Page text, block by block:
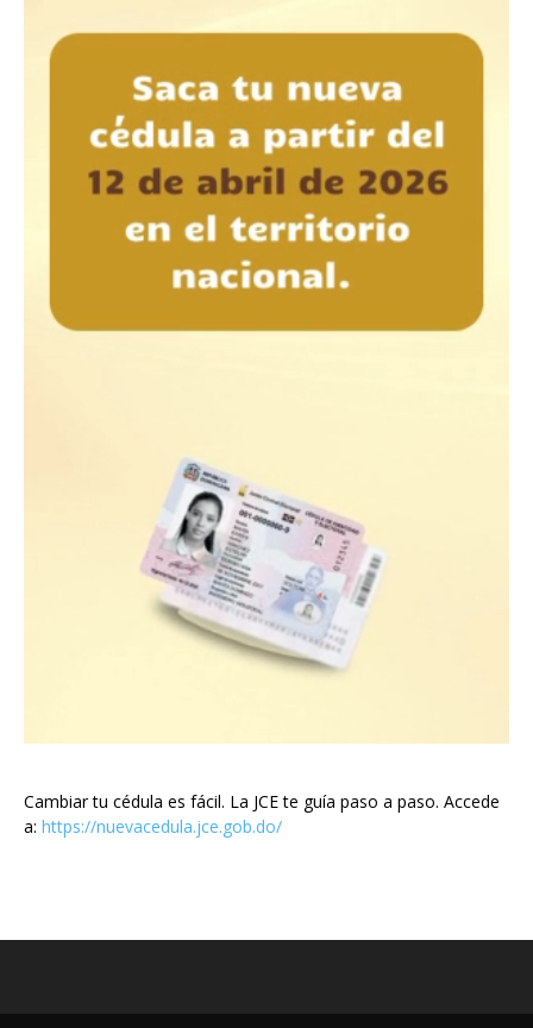
Cambiar tu cédula es fácil. La JCE te guía paso a paso. Accede
a: https://nuevacedula.jce.gob.do/